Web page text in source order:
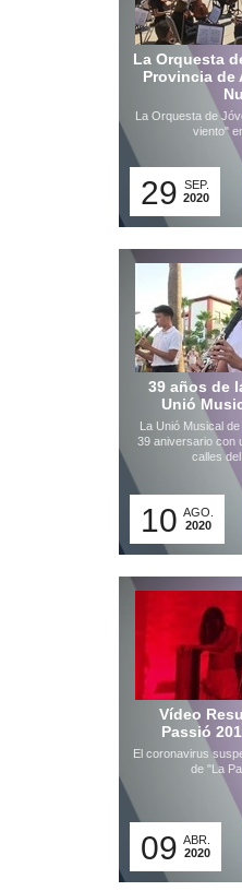
La Orquesta
Provincia de
La Orquesta de
viento"
29 SEP.
2020
39 años de
Unió
La Unió Musical
39 aniversario con
calles del
10 AGO.
2020
Vídeo
Passió
El coronavirus
de "La
09 ABR.
2020